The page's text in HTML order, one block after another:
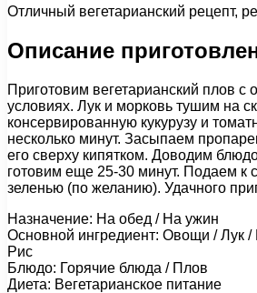
Отличный вегетарианский рецепт,
Описание
Приготовим вегетарианский плов
условиях. Лук и морковь тушим на
консервированную кукурузу и
несколько минут. Засыпаем
его сверху кипятком. Доводим
готовим еще 25-30 минут. Подаем к
зеленью (по желанию). Удачного
Назначение: На обед / На ужин
Основной ингредиент: Овощи / Лук
Рис
Блюдо: Горячие блюда / Плов
Диета: Вегетарианское питание